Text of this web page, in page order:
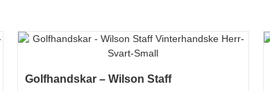
Golfhandskar – Wilson Staff